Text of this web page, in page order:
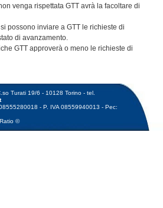
venga rispettata GTT avrà la facoltare di
possono inviare a GTT le richieste di
di avanzamento.
GTT approverà o meno le richieste di
Turati 19/6 - 10128 Torino - tel.
- P. IVA 08559940013 - Pec:
©